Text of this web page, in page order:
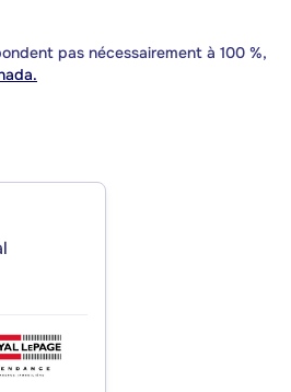
pas nécessairement à 100 %,